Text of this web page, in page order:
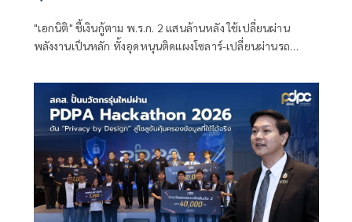
"เอกนิติ" ชี้เงินกู้ตาม พ.ร.ก. 2 แสนล้านหลัง ใช้เปลี่ยนผ่าน
พลังงานเป็นหลัก ทั้งอุดหนุนติดแผงโซลาร์-เปลี่ยนผ่านรถ
พร้อมให้ใช้กับไทยเที่ยวไทยพลัส ส่วนไทยช่วยไทยพลัส เฟส 2
รอประเมินความเหมาะสม นายกฯ เผยจะพยายาม